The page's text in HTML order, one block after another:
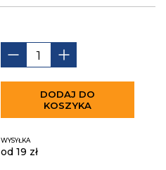
DODAJ DO
KOSZYKA
WYSYŁKA
od 19 zł